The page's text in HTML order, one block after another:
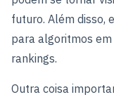
futuro. Além disso,
para algoritmos
rankings.
Outra coisa